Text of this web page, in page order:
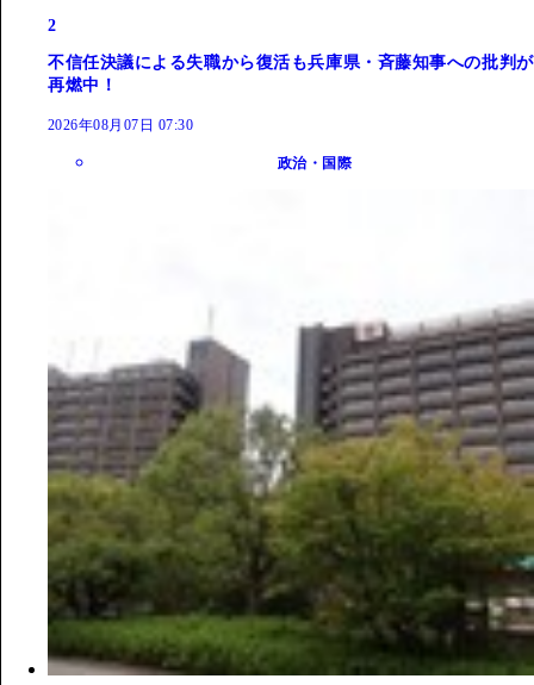
2
不信任決議による失職から復活も兵庫県・斉藤知事への批判が
再燃中！
2026年08月07日 07:30
政治・国際